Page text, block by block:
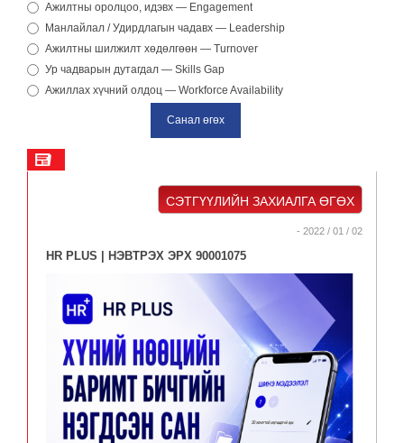
Ажилтны оролцоо, идэвх — Engagement
Манлайлал / Удирдлагын чадавх — Leadership
Ажилтны шилжилт хөдөлгөөн — Turnover
Ур чадварын дутагдал — Skills Gap
Ажиллах хүчний олдоц — Workforce Availability
СЭТГҮҮЛИЙН ЗАХИАЛГА ӨГӨХ
- 2022 / 01 / 02
HR PLUS | НЭВТРЭХ ЭРХ 90001075